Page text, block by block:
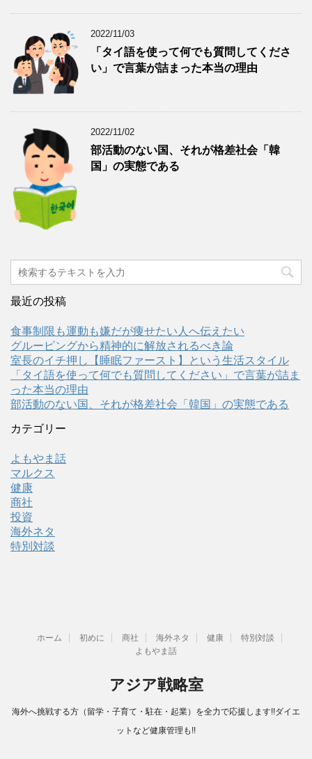
2022/11/03
「タイ語を使って何でも質問してくださ
い」で言葉が詰まった本当の理由
2022/11/02
部活動のない国、それが格差社会「韓
国」の実態である
最近の投稿
食事制限も運動も嫌だが痩せたい人へ伝えたい
グルーピングから精神的に解放されるべき論
室長のイチ押し【睡眠ファースト】という生活スタイル
「タイ語を使って何でも質問してください」で言葉が詰ま
った本当の理由
部活動のない国、それが格差社会「韓国」の実態である
カテゴリー
よもやま話
マルクス
健康
商社
投資
海外ネタ
特別対談
ホーム 初めに 商社 海外ネタ 健康
特別対談
よもやま話
アジア戦略室
海外へ挑戦する方（留学・子育て・駐在・起業）を全力で応援します!!ダイエ
ットなど健康管理も!!